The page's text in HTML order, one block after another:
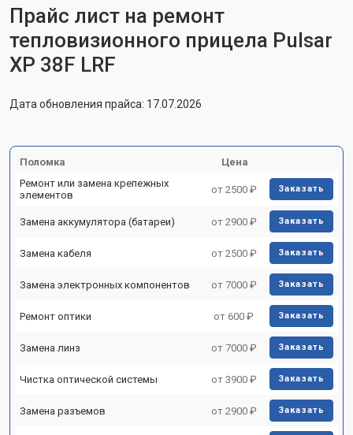
Прайс лист на ремонт
тепловизионного прицела Pulsar
XP 38F LRF
Дата обновления прайса: 17.07.2026
Поломка
Цена
Ремонт или замена крепежных
элементов
от 2500 ₽ Заказать
Замена аккумулятора (батареи) от 2900 ₽ Заказать
Замена кабеля от 2500 ₽ Заказать
Замена электронных компонентов от 7000 ₽ Заказать
Ремонт оптики от 600 ₽ Заказать
Замена линз от 7000 ₽ Заказать
Чистка оптической системы от 3900 ₽ Заказать
Замена разъемов от 2900 ₽ Заказать